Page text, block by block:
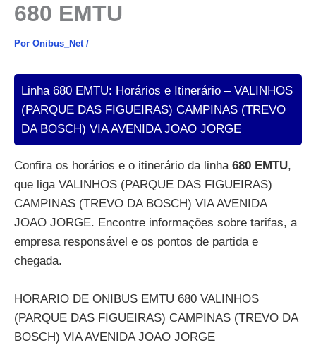
680 EMTU
Por Onibus_Net /
Linha 680 EMTU: Horários e Itinerário – VALINHOS
(PARQUE DAS FIGUEIRAS) CAMPINAS (TREVO
DA BOSCH) VIA AVENIDA JOAO JORGE
Confira os horários e o itinerário da linha 680 EMTU,
que liga VALINHOS (PARQUE DAS FIGUEIRAS)
CAMPINAS (TREVO DA BOSCH) VIA AVENIDA
JOAO JORGE. Encontre informações sobre tarifas, a
empresa responsável e os pontos de partida e
chegada.
HORARIO DE ONIBUS EMTU 680 VALINHOS
(PARQUE DAS FIGUEIRAS) CAMPINAS (TREVO DA
BOSCH) VIA AVENIDA JOAO JORGE